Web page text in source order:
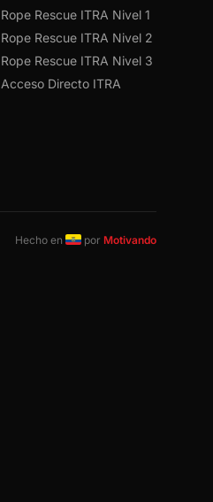
Rope Rescue ITRA Nivel 1
Rope Rescue ITRA Nivel 2
Rope Rescue ITRA Nivel 3
Acceso Directo ITRA
Hecho en por Motivando